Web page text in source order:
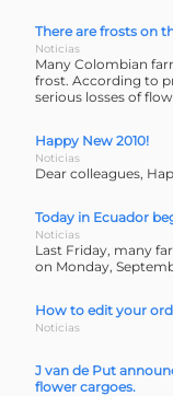
There are frosts on
Noticias
Many Colombian
frost. According to
serious losses of
Happy New 2010!
Noticias
Dear colleagues,
Today in Ecuador
Noticias
Last Friday, many
on Monday,
How to edit your
Noticias
J van de Put
flower cargoes.